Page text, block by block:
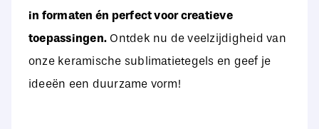
in formaten én perfect voor creatieve
toepassingen. Ontdek nu de veelzijdigheid van
onze keramische sublimatietegels en geef je
ideeën een duurzame vorm!